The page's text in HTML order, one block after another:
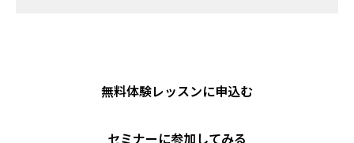
無料体験レッスンに申込む
セミナーに参加してみる